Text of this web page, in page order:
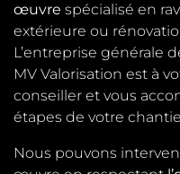
œuvre spécialisé en
extérieure ou
L’entreprise générale
MV Valorisation est à
conseiller et vous
étapes de votre
Nous pouvons